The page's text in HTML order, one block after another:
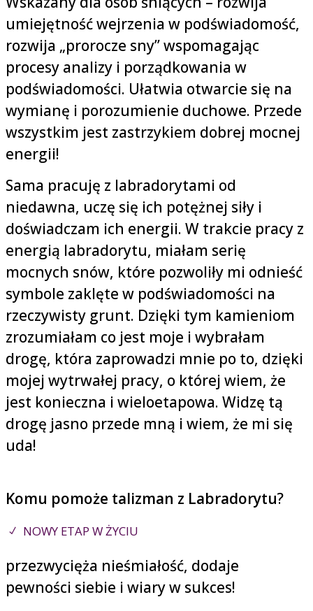
umiejętność wejrzenia w podświadomość,
rozwija „prorocze sny” wspomagając
procesy analizy i porządkowania w
podświadomości. Ułatwia otwarcie się na
wymianę i porozumienie duchowe. Przede
wszystkim jest zastrzykiem dobrej mocnej
energii!
Sama pracuję z labradorytami od
niedawna, uczę się ich potężnej siły i
doświadczam ich energii. W trakcie pracy z
energią labradorytu, miałam serię
mocnych snów, które pozwoliły mi odnieść
symbole zaklęte w podświadomości na
rzeczywisty grunt. Dzięki tym kamieniom
zrozumiałam co jest moje i wybrałam
drogę, która zaprowadzi mnie po to, dzięki
mojej wytrwałej pracy, o której wiem, że
jest konieczna i wieloetapowa. Widzę tą
drogę jasno przede mną i wiem, że mi się
uda!
Komu pomoże talizman z Labradorytu?
NOWY ETAP W ŻYCIU
przezwycięża nieśmiałość, dodaje
pewności siebie i wiary w sukces!